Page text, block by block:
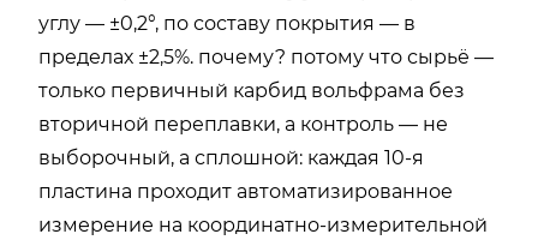
углу — ±0,2°, по составу покрытия — в
пределах ±2,5%. почему? потому что сырьё —
только первичный карбид вольфрама без
вторичной переплавки, а контроль — не
выборочный, а сплошной: каждая 10-я
пластина проходит автоматизированное
измерение на координатно-измерительной